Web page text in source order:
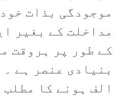
موجودگی بذات
مداخلت کے بغیر
کے طور پر ہروقت
بنیادی عنصر ہے
الف ہونے کا